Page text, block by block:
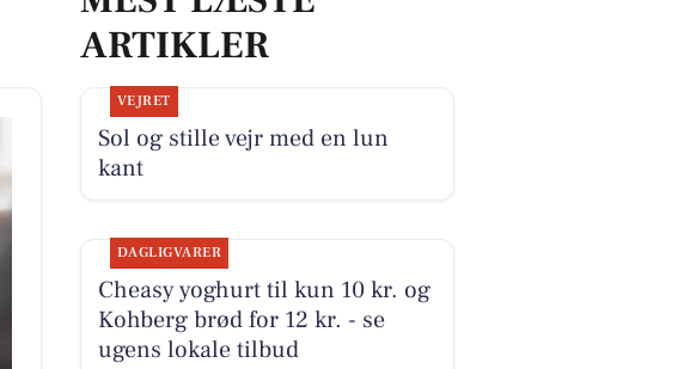
ARTIKLER
VEJRET
Sol og stille vejr med en lun
kant
DAGLIGVARER
Cheasy yoghurt til kun 10 kr. og
Kohberg brød for 12 kr. - se
ugens lokale tilbud